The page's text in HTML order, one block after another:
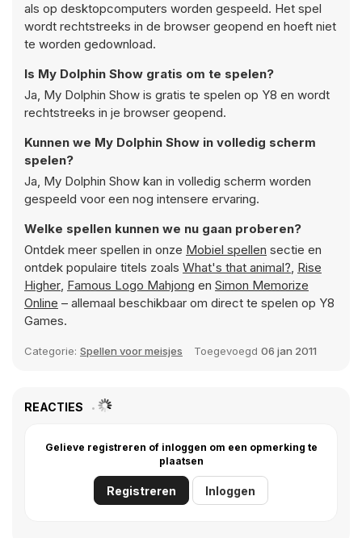
als op desktopcomputers worden gespeeld. Het spel
wordt rechtstreeks in de browser geopend en hoeft niet
te worden gedownload.
Is My Dolphin Show gratis om te spelen?
Ja, My Dolphin Show is gratis te spelen op Y8 en wordt
rechtstreeks in je browser geopend.
Kunnen we My Dolphin Show in volledig scherm
spelen?
Ja, My Dolphin Show kan in volledig scherm worden
gespeeld voor een nog intensere ervaring.
Welke spellen kunnen we nu gaan proberen?
Ontdek meer spellen in onze Mobiel spellen sectie en
ontdek populaire titels zoals What's that animal?, Rise
Higher, Famous Logo Mahjong en Simon Memorize
Online – allemaal beschikbaar om direct te spelen op Y8
Games.
Categorie: Spellen voor meisjes Toegevoegd 06 jan 2011
REACTIES
Gelieve registreren of inloggen om een opmerking te
plaatsen
Registreren Inloggen